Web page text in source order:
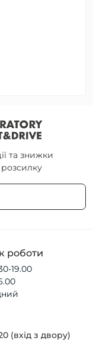
та знижки
роботи
19.00
(вхід з двору)